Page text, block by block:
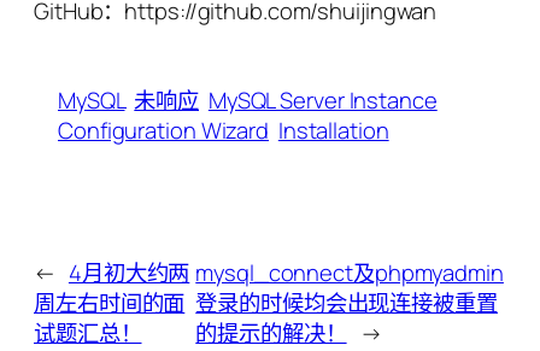
GitHub：https://github.com/shuijingwan
MySQL 未响应 MySQL Server Instance
Configuration Wizard Installation
← 4月初大约两
周左右时间的面
试题汇总！
mysql_connect及phpmyadmin
登录的时候均会出现连接被重置
的提示的解决！
→